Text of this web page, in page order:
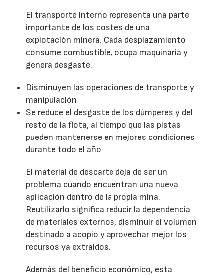
El transporte interno representa una parte
importante de los costes de una
explotación minera. Cada desplazamiento
consume combustible, ocupa maquinaria y
genera desgaste.
Disminuyen las operaciones de transporte y
manipulación
Se reduce el desgaste de los dúmperes y del
resto de la flota, al tiempo que las pistas
pueden mantenerse en mejores condiciones
durante todo el año
El material de descarte deja de ser un
problema cuando encuentran una nueva
aplicación dentro de la propia mina.
Reutilizarlo significa reducir la dependencia
de materiales externos, disminuir el volumen
destinado a acopio y aprovechar mejor los
recursos ya extraídos.
Además del beneficio económico, esta